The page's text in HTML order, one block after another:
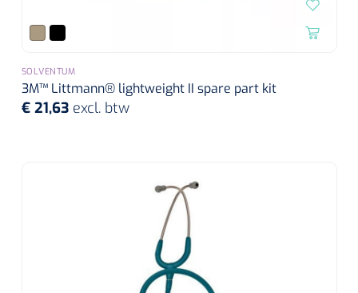
SOLVENTUM
3M™ Littmann® lightweight II spare part kit
€ 21,63 excl. btw